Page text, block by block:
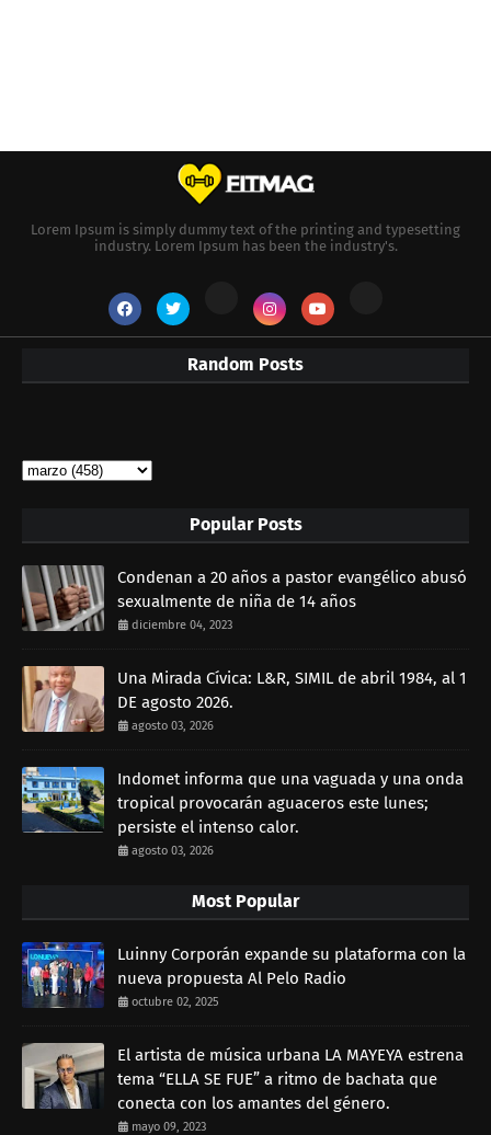
Lorem Ipsum is simply dummy text of the printing and typesetting
industry. Lorem Ipsum has been the industry's.
Random Posts
Popular Posts
Condenan a 20 años a pastor evangélico abusó
sexualmente de niña de 14 años
diciembre 04, 2023
Una Mirada Cívica: L&R, SIMIL de abril 1984, al 1
DE agosto 2026.
agosto 03, 2026
Indomet informa que una vaguada y una onda
tropical provocarán aguaceros este lunes;
persiste el intenso calor.
agosto 03, 2026
Most Popular
Luinny Corporán expande su plataforma con la
nueva propuesta Al Pelo Radio
octubre 02, 2025
El artista de música urbana LA MAYEYA estrena
tema “ELLA SE FUE” a ritmo de bachata que
conecta con los amantes del género.
mayo 09, 2023